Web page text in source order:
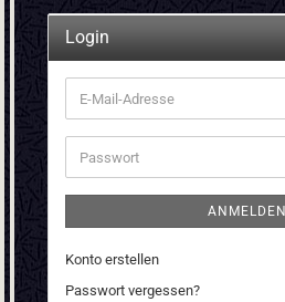
Login
E-
Mail-
Adresse
Passwort
ANMELDEN
Konto erstellen
Passwort vergessen?